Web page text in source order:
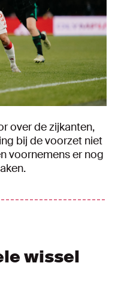
over de zijkanten,
bij de voorzet niet
voornemens er nog
wissel